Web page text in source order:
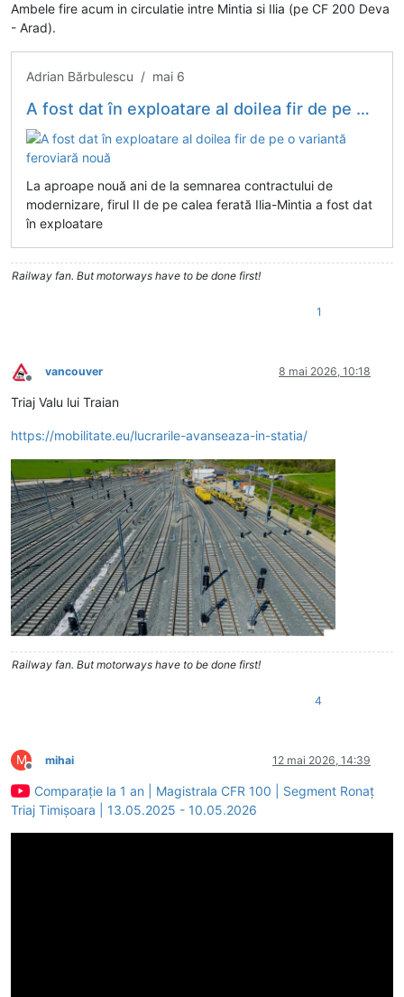
Ambele fire acum in circulatie intre Mintia si Ilia (pe CF 200 Deva
- Arad).
Adrian Bărbulescu / mai 6
A fost dat în exploatare al doilea fir de pe o variantă feroviară nouă
La aproape nouă ani de la semnarea contractului de
modernizare, firul II de pe calea ferată Ilia-Mintia a fost dat
în exploatare
Railway fan. But motorways have to be done first!
1
Deconectat
vancouver 8 mai 2026, 10:18
Triaj Valu lui Traian
https://mobilitate.eu/lucrarile-avanseaza-in-statia/
Railway fan. But motorways have to be done first!
4
M
Deconectat
mihai 12 mai 2026, 14:39
Comparație la 1 an | Magistrala CFR 100 | Segment Ronaț
Triaj Timișoara | 13.05.2025 - 10.05.2026